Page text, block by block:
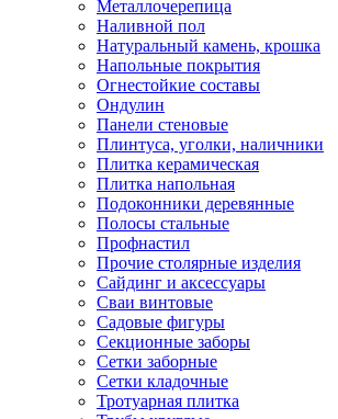
Металлочерепица
Наливной пол
Натуральный камень, крошка
Напольные покрытия
Огнестойкие составы
Ондулин
Панели стеновые
Плинтуса, уголки, наличники
Плитка керамическая
Плитка напольная
Подоконники деревянные
Полосы стальные
Профнастил
Прочие столярные изделия
Сайдинг и аксессуары
Сваи винтовые
Садовые фигуры
Секционные заборы
Сетки заборные
Сетки кладочные
Тротуарная плитка